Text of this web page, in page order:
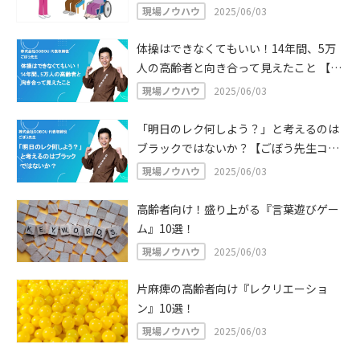
現場ノウハウ 2025/06/03
体操はできなくてもいい！14年間、5万
人の高齢者と向き合って見えたこと 【ご
ぼう先生コラム】
現場ノウハウ 2025/06/03
「明日のレク何しよう？」と考えるのは
ブラックではないか？【ごぼう先生コラ
ム】
現場ノウハウ 2025/06/03
高齢者向け！盛り上がる『言葉遊びゲー
ム』10選！
現場ノウハウ 2025/06/03
片麻痺の高齢者向け『レクリエーショ
ン』10選！
現場ノウハウ 2025/06/03